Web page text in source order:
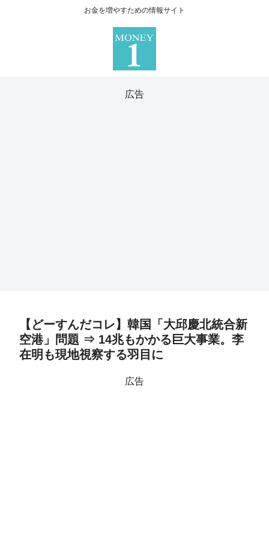
お金を増やすための情報サイト
広告
【どーすんだコレ】韓国「大邱慶北統合新
空港」問題 ⇒ 14兆もかかる巨大事業。李
在明も現地視察する羽目に
広告